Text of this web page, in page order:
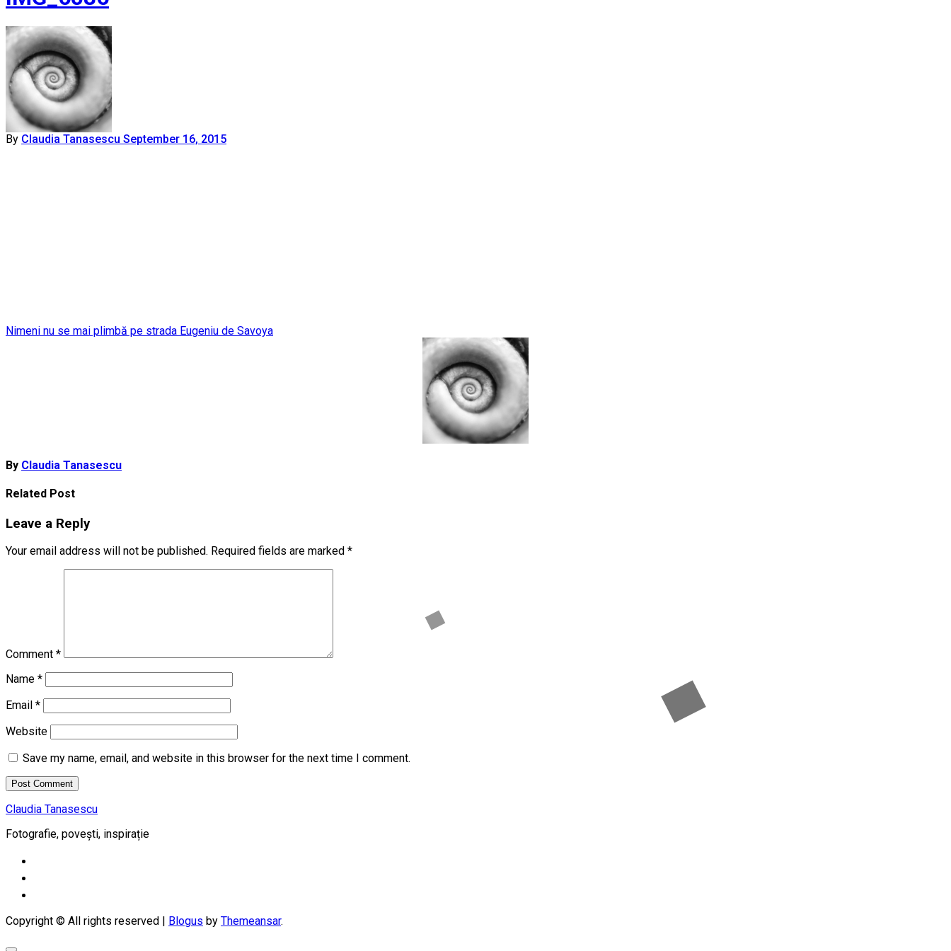
By Claudia Tanasescu September 16, 2015
Post
Nimeni nu se mai plimbă pe strada Eugeniu de Savoya
By Claudia Tanasescu
Related Post
Leave a Reply
Your email address will not be published. Required fields are marked *
Comment *
Name *
Email *
Website
Save my name, email, and website in this browser for the next time I comment.
Claudia Tanasescu
Fotografie, povești, inspirație
Copyright © All rights reserved Blogus by Themeansar.